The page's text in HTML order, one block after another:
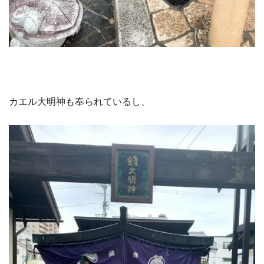
カエル大明神も奉られているし、